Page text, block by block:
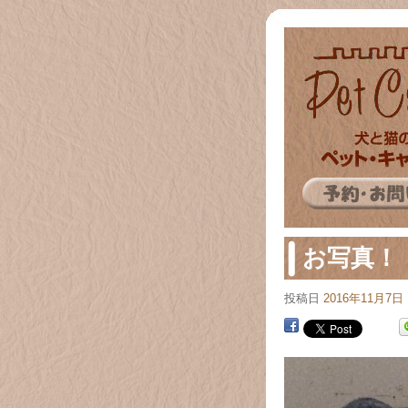
お写真！
投稿日 2016年11月7日